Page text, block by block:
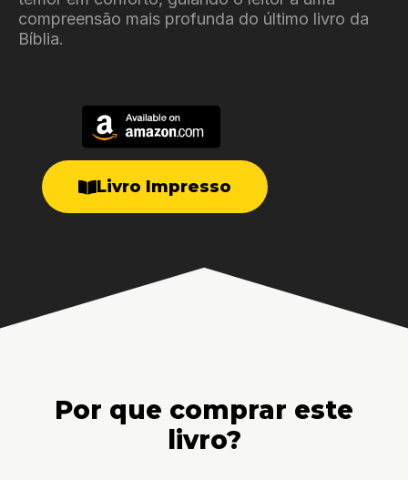
compreensão mais profunda do último livro da
Bíblia.
Livro Impresso
Por que comprar este
livro?